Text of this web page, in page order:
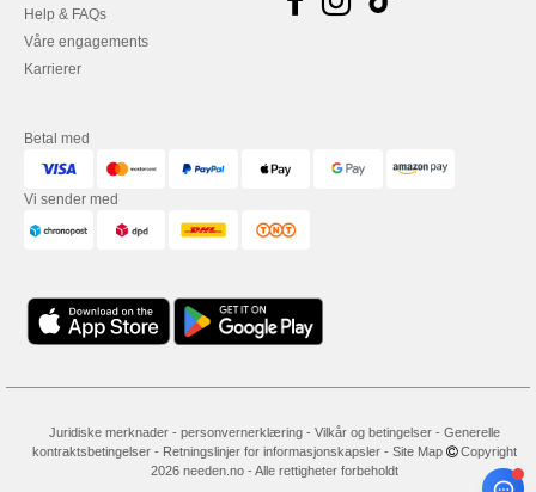
Help & FAQs
Våre engagements
Karrierer
Betal med
Vi sender med
Juridiske merknader- personvernerklæring- Vilkår og betingelser- Generelle
kontraktsbetingelser- Retningslinjer for informasjonskapsler- Site Map
Copyright
2026 needen.no - Alle rettigheter forbeholdt